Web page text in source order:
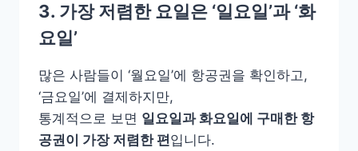
3. 가장 저렴한 요일은 ‘일요일’과 ‘화
요일’
많은 사람들이 ‘월요일’에 항공권을 확인하고,
‘금요일’에 결제하지만,
통계적으로 보면 일요일과 화요일에 구매한 항
공권이 가장 저렴한 편입니다.